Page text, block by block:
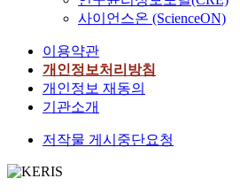
사이언스온 (ScienceON)
이용약관
개인정보처리방침
개인정보 재동의
기관소개
저작물 게시중단요청